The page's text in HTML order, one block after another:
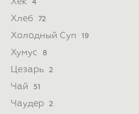
4
Хлеб 72
Холодный Суп 19
Хумус 8
Цезарь 2
Чай 51
Чаудер 2